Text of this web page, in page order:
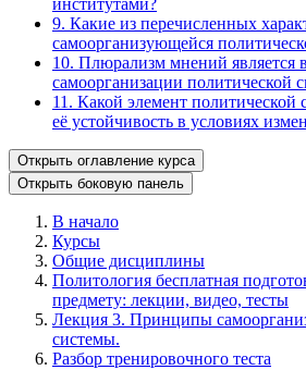
институтами?
9. Какие из перечисленных
самоорганизующейся
10. Плюрализм мнений является
самоорганизации политической
11. Какой элемент политической
её устойчивость в условиях
Открыть оглавление курса
Открыть боковую панель
В начало
Курсы
Общие дисциплины
Политология бесплатная
предмету: лекции, видео, тесты
Лекция 3. Принципы
системы.
Разбор тренировочного теста